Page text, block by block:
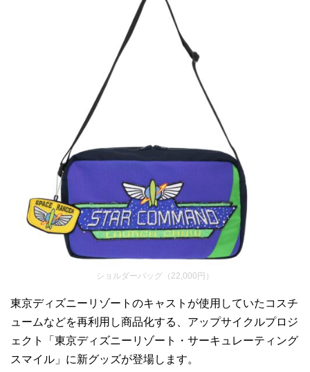
ショルダーバッグ（22,000円）
東京ディズニーリゾートのキャストが使用していたコスチ
ュームなどを再利用し商品化する、アップサイクルプロジ
ェクト「東京ディズニーリゾート・サーキュレーティング
スマイル」に新グッズが登場します。